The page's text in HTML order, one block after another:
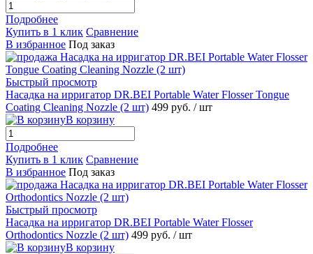
Подробнее
Купить в 1 клик Сравнение
В избранное Под заказ
Быстрый просмотр
Насадка на ирригатор DR.BEI Portable Water Flosser Tongue
Coating Cleaning Nozzle (2 шт) 499 руб. / шт
В корзину
Подробнее
Купить в 1 клик Сравнение
В избранное Под заказ
Быстрый просмотр
Насадка на ирригатор DR.BEI Portable Water Flosser
Orthodontics Nozzle (2 шт) 499 руб. / шт
В корзину